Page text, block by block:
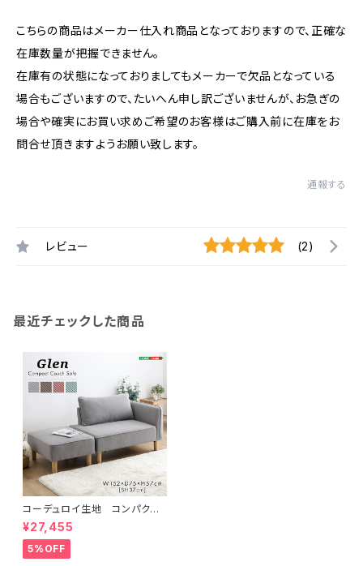
こちらの商品はメーカー仕入れ商品となっておりますので、正確な
在庫数量が把握できません。
在庫有の状態になっておりましてもメーカーで欠品となっている
場合もございますので、たいへん申し訳ございませんが、お急ぎの
場合や確実にお買い求めご希望のお客様はご購入前に在庫をお
問合せ頂きますようお願い致します。
通報する
レビュー (2)
最近チェックした商品
コーデュロイ生地 コンパクト
カウチソファ SH-06-COS
¥27,455
5%OFF